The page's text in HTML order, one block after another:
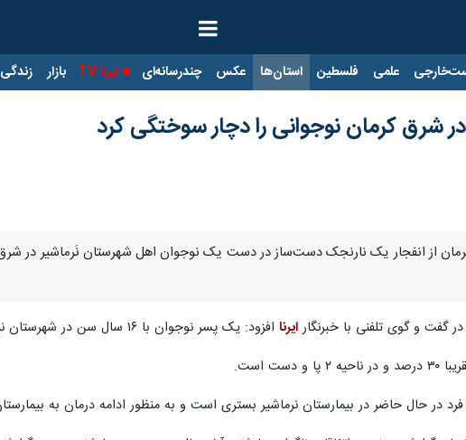
علمی فلسطین استان‌ها عکس چندرسانه‌ای ایرنا TV بازار زندگی
شرق کرمان نوجوانی را دچار سوختگی کرد